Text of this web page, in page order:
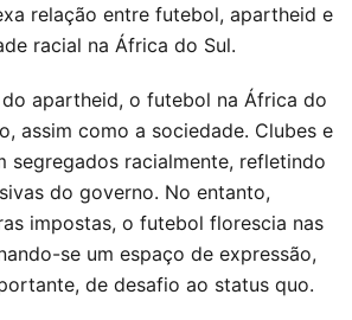
relação entre futebol, apartheid e
racial na África do Sul.
apartheid, o futebol na África do
assim como a sociedade. Clubes e
segregados racialmente, refletindo
do governo. No entanto,
impostas, o futebol florescia nas
se um espaço de expressão,
de desafio ao status quo.